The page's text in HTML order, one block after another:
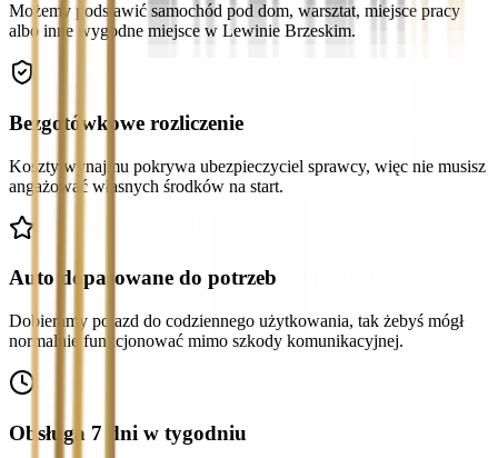
Możemy podstawić samochód pod dom, warsztat, miejsce pracy
albo inne wygodne miejsce w Lewinie Brzeskim.
Bezgotówkowe rozliczenie
Koszty wynajmu pokrywa ubezpieczyciel sprawcy, więc nie musisz
angażować własnych środków na start.
Auto dopasowane do potrzeb
Dobieramy pojazd do codziennego użytkowania, tak żebyś mógł
normalnie funkcjonować mimo szkody komunikacyjnej.
Obsługa 7 dni w tygodniu